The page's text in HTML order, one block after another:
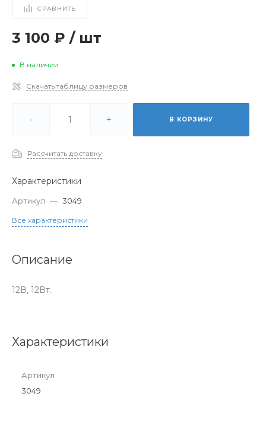
СРАВНИТЬ
3 100 ₽ / шт
В наличии
Скачать таблицу размеров
- + В КОРЗИНУ
Рассчитать доставку
Характеристики
Артикул — 3049
Все характеристики
Описание
12В, 12Вт.
Характеристики
Артикул
3049